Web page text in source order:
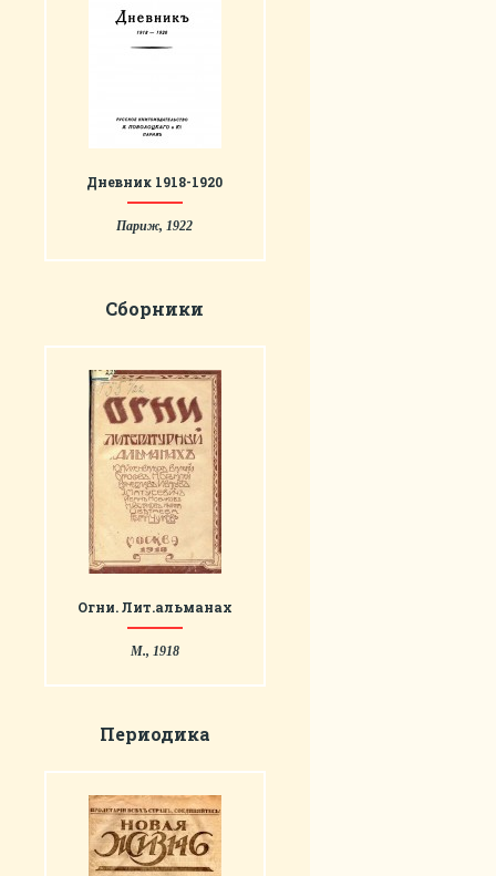
Дневник 1918-1920
Париж, 1922
Сборники
Огни. Лит.альманах
М., 1918
Периодика